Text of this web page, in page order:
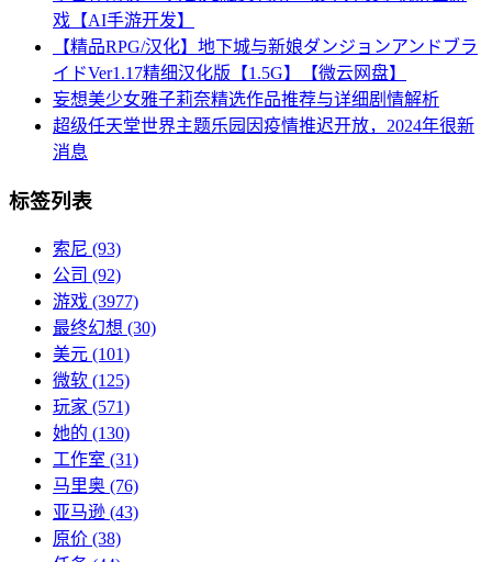
戏【AI手游开发】
【精品RPG/汉化】地下城与新娘ダンジョンアンドブラ
イドVer1.17精细汉化版【1.5G】【微云网盘】
妄想美少女雅子莉奈精选作品推荐与详细剧情解析
超级任天堂世界主题乐园因疫情推迟开放，2024年很新
消息
标签列表
索尼 (93)
公司 (92)
游戏 (3977)
最终幻想 (30)
美元 (101)
微软 (125)
玩家 (571)
她的 (130)
工作室 (31)
马里奥 (76)
亚马逊 (43)
原价 (38)